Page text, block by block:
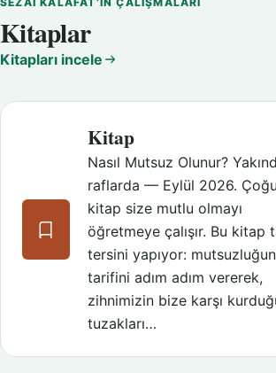
Kitaplar
Kitapları incele
Kitap
Nasıl Mutsuz Olunur?
raflarda — Eylül 2026. Çoğu
kitap size mutlu olmayı
öğretmeye çalışır. Bu kitap
tersini yapıyor: mutsuzluğun
tarifini adım adım vererek,
zihnimizin bize karşı
tuzakları…